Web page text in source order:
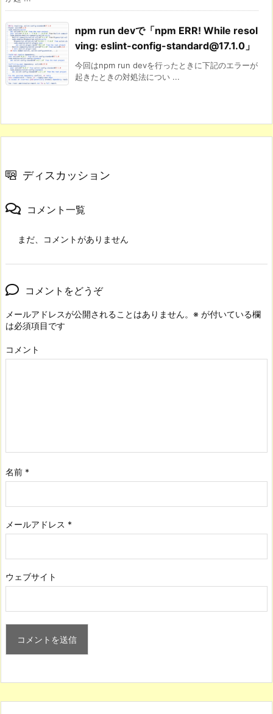
npm run devで「npm ERR! While resol
ving: eslint-config-standard@17.1.0」
今回はnpm run devを行ったときに下記のエラーが
起きたときの対処法につい ...
ディスカッション
コメント一覧
まだ、コメントがありません
コメントをどうぞ
メールアドレスが公開されることはありません。 ※ が付いている欄
は必須項目です
コメント
名前 *
メールアドレス *
ウェブサイト